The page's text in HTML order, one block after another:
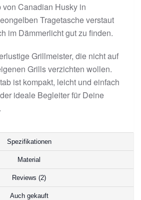
Canadian Husky in
Tragetasche verstaut
im Dämmerlicht gut zu finden.
Grillmeister, die nicht auf
Grills verzichten wollen.
ist kompakt, leicht und einfach
ideale Begleiter für Deine
Spezifikationen
Material
Reviews (2)
Auch gekauft